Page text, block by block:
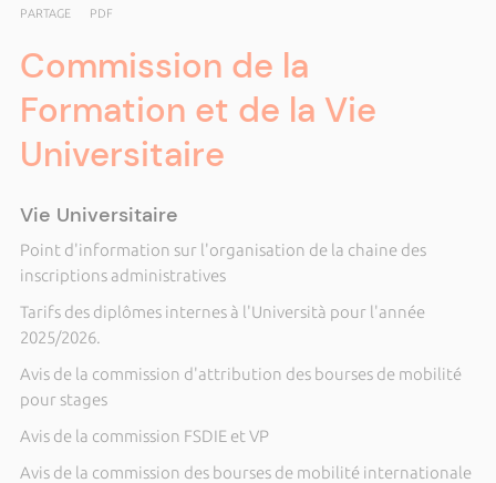
PARTAGE PDF
Commission de la
Formation et de la Vie
Universitaire
Vie Universitaire
Point d'information sur l'organisation de la chaine des
inscriptions administratives
Tarifs des diplômes internes à l'Università pour l'année
2025/2026.
Avis de la commission d'attribution des bourses de mobilité
pour stages
Avis de la commission FSDIE et VP
Avis de la commission des bourses de mobilité internationale